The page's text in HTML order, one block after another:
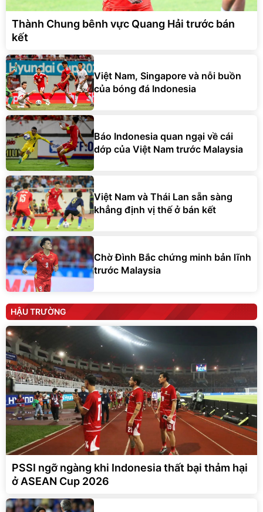
Thành Chung bênh vực Quang Hải trước bán
kết
Việt Nam, Singapore và nỗi buồn
của bóng đá Indonesia
Báo Indonesia quan ngại về cái
dớp của Việt Nam trước Malaysia
Việt Nam và Thái Lan sẵn sàng
khẳng định vị thế ở bán kết
Chờ Đình Bắc chứng minh bản lĩnh
trước Malaysia
HẬU TRƯỜNG
PSSI ngỡ ngàng khi Indonesia thất bại thảm hại
ở ASEAN Cup 2026